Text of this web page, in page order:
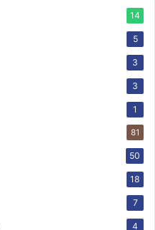
14
5
3
3
1
81
50
18
7
4